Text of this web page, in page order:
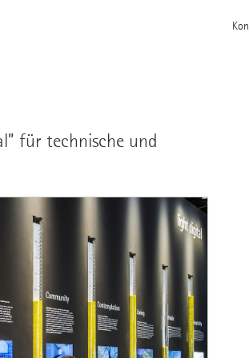
für technische und